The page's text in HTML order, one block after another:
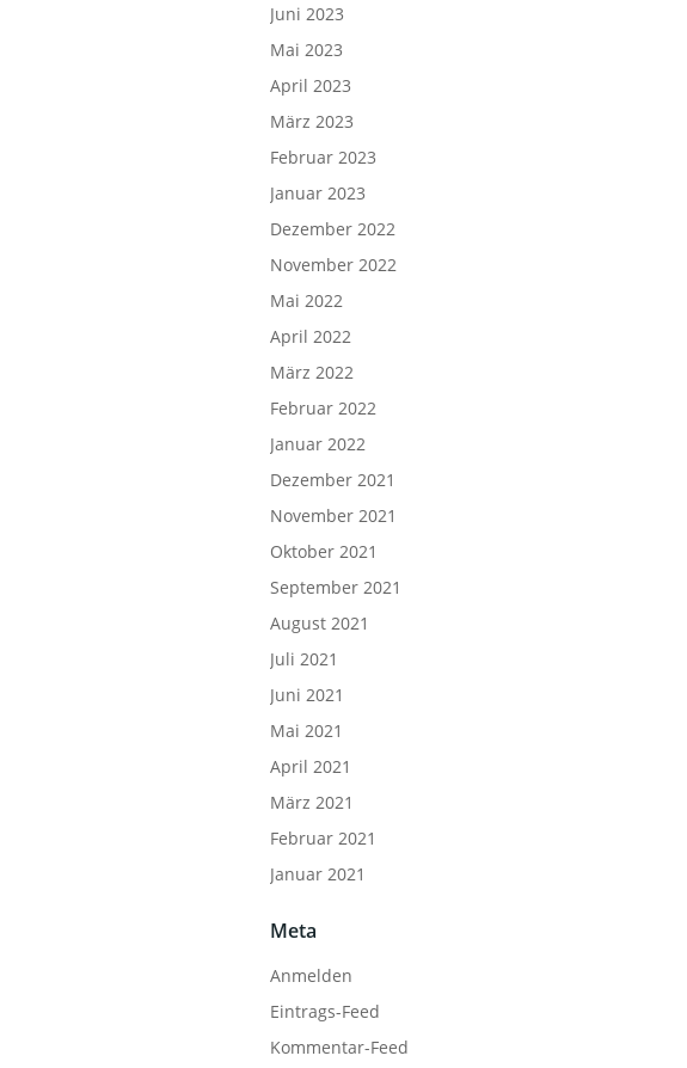
Juni 2023
Mai 2023
April 2023
März 2023
Februar 2023
Januar 2023
Dezember 2022
November 2022
Mai 2022
April 2022
März 2022
Februar 2022
Januar 2022
Dezember 2021
November 2021
Oktober 2021
September 2021
August 2021
Juli 2021
Juni 2021
Mai 2021
April 2021
März 2021
Februar 2021
Januar 2021
Meta
Anmelden
Eintrags-Feed
Kommentar-Feed